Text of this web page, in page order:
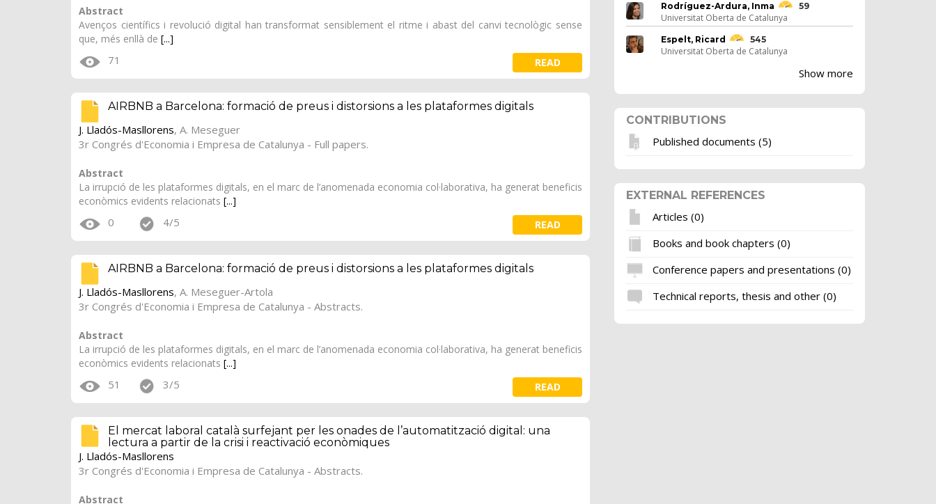
Abstract
Avenços científics i revolució digital han transformat sensiblement el ritme i abast del canvi tecnològic sense
que, més enllà de [...]
71 READ
AIRBNB a Barcelona: formació de preus i distorsions a les plataformes digitals
J. Lladós-Masllorens, A. Meseguer
3r Congrés d'Economia i Empresa de Catalunya - Full papers.
Abstract
La irrupció de les plataformes digitals, en el marc de l’anomenada economia col·laborativa, ha generat beneficis
econòmics evidents relacionats [...]
0 4/5 READ
AIRBNB a Barcelona: formació de preus i distorsions a les plataformes digitals
J. Lladós-Masllorens, A. Meseguer-Artola
3r Congrés d'Economia i Empresa de Catalunya - Abstracts.
Abstract
La irrupció de les plataformes digitals, en el marc de l’anomenada economia col·laborativa, ha generat beneficis
econòmics evidents relacionats [...]
51 3/5 READ
El mercat laboral català surfejant per les onades de l’automatització digital: una
lectura a partir de la crisi i reactivació econòmiques
J. Lladós-Masllorens
3r Congrés d'Economia i Empresa de Catalunya - Abstracts.
Abstract
Rodríguez-Ardura, Inma 59
Universitat Oberta de Catalunya
Espelt, Ricard 545
Universitat Oberta de Catalunya
Show more
CONTRIBUTIONS
Published documents (5)
EXTERNAL REFERENCES
Articles (0)
Books and book chapters (0)
Conference papers and presentations (0)
Technical reports, thesis and other (0)